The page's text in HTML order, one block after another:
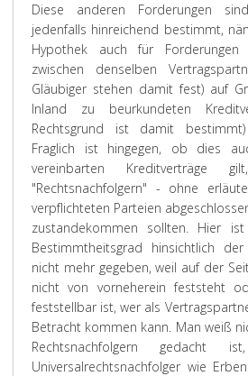
Diese anderen Forderungen
jedenfalls hinreichend bestimmt,
Hypothek auch für
zwischen denselben
Gläubiger stehen damit fest) auf
Inland zu beurkundeten
Rechtsgrund ist damit
Fraglich ist hingegen, ob dies
vereinbarten
"Rechtsnachfolgern" - ohne
verpflichteten Parteien
zustandekommen sollten. Hier
Bestimmtheitsgrad hinsichtlich
nicht mehr gegeben, weil auf der
nicht von vorneherein feststeht
feststellbar ist, wer als
Betracht kommen kann. Man weiß
Rechtsnachfolgern
Universalrechtsnachfolger wie